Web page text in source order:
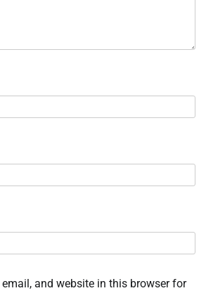
and website in this browser for